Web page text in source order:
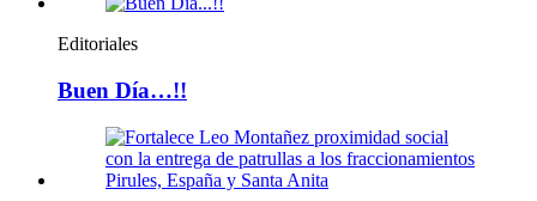
Editoriales
Buen Día…!!